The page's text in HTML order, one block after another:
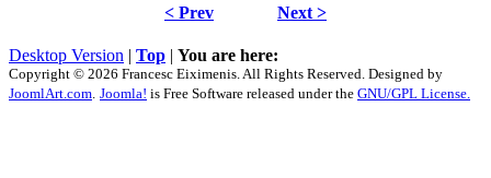
< Prev Next >
Desktop Version | Top | You are here:
Copyright © 2026 Francesc Eiximenis. All Rights Reserved. Designed by
JoomlArt.com. Joomla! is Free Software released under the GNU/GPL License.